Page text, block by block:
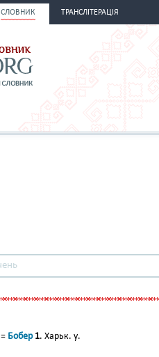
СЛОВНИК ТРАНСЛІТЕРАЦІЯ
= Бобер1. Харьк. у.